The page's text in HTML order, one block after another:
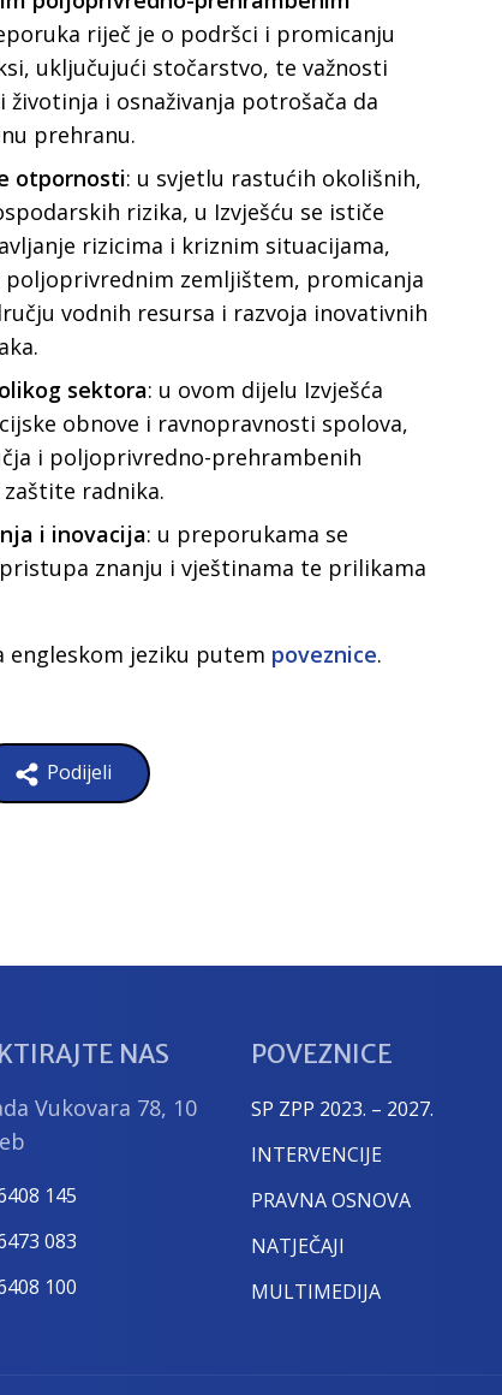
riječ je o podršci i promicanju
uključujući stočarstvo, te važnosti
i osnaživanja potrošača da
prehranu.
otpornosti: u svjetlu rastućih okolišnih,
rizika, u Izvješću se ističe
rizicima i kriznim situacijama,
poljoprivrednim zemljištem, promicanja
vodnih resursa i razvoja inovativnih
sektora: u ovom dijelu Izvješća
obnove i ravnopravnosti spolova,
i poljoprivredno-prehrambenih
radnika.
i inovacija: u preporukama se
znanju i vještinama te prilikama
engleskom jeziku putem poveznice.
Podijeli
NAS
Vukovara 78, 10
145
083
100
POVEZNICE
SP ZPP 2023. – 2027.
INTERVENCIJE
PRAVNA OSNOVA
NATJEČAJI
MULTIMEDIJA